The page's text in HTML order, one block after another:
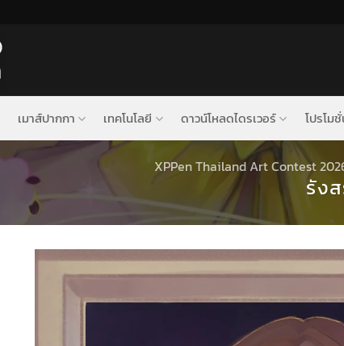
เมาส์ปากกา เทคโนโลยี ดาวน์โหลดไดรเวอร์ โปรโม
XPPen Thailand Art Contest
รัง